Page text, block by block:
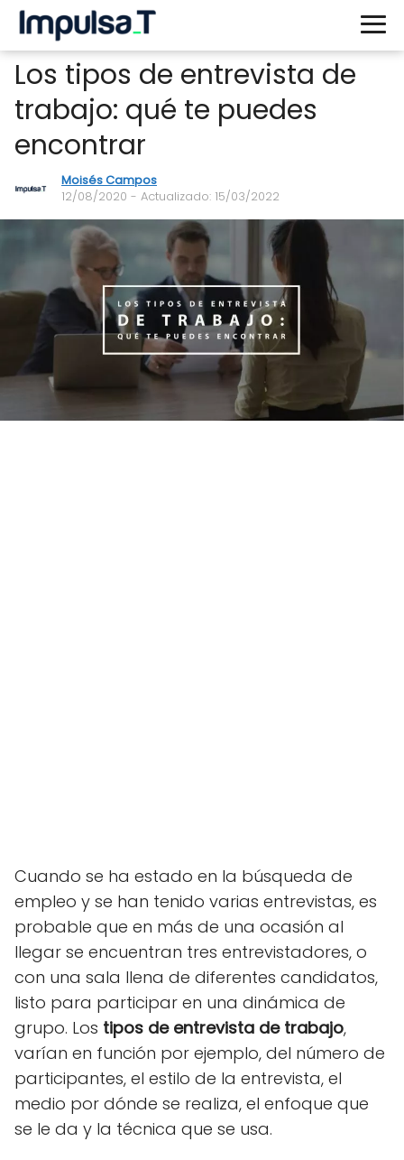
Los tipos de entrevista de
trabajo: qué te puedes
encontrar
Moisés Campos
12/08/2020 - Actualizado: 15/03/2022
Cuando se ha estado en la búsqueda de
empleo y se han tenido varias entrevistas, es
probable que en más de una ocasión al
llegar se encuentran tres entrevistadores, o
con una sala llena de diferentes candidatos,
listo para participar en una dinámica de
grupo. Los tipos de entrevista de trabajo,
varían en función por ejemplo, del número de
participantes, el estilo de la entrevista, el
medio por dónde se realiza, el enfoque que
se le da y la técnica que se usa.